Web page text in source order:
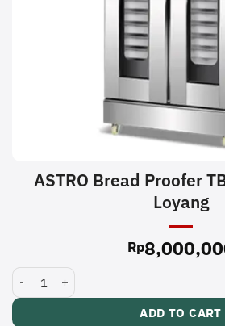
ASTRO Bread Proofer
Loyang
Rp
ASTRO Bread Proofer TBFR-32W | 32
ADD TO CART